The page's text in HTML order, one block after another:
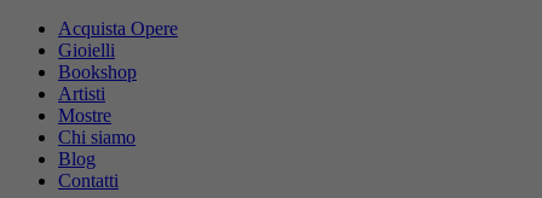
Acquista Opere
Gioielli
Bookshop
Artisti
Mostre
Chi siamo
Blog
Contatti